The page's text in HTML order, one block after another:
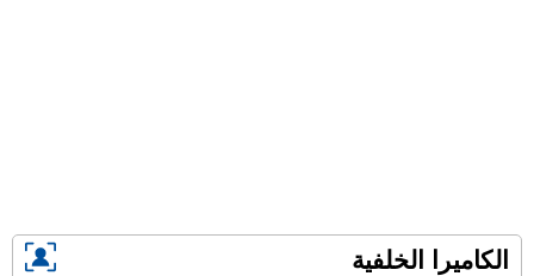
الكاميرا الخلفية